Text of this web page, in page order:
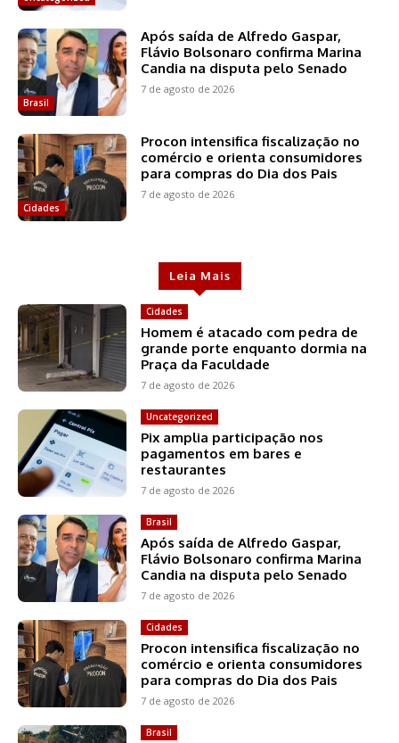
Brasil
Após saída de Alfredo Gaspar,
Flávio Bolsonaro confirma Marina
Candia na disputa pelo Senado
7 de agosto de 2026
Cidades
Procon intensifica fiscalização no
comércio e orienta consumidores
para compras do Dia dos Pais
7 de agosto de 2026
Leia Mais
Cidades
Homem é atacado com pedra de
grande porte enquanto dormia na
Praça da Faculdade
7 de agosto de 2026
Uncategorized
Pix amplia participação nos
pagamentos em bares e
restaurantes
7 de agosto de 2026
Brasil
Após saída de Alfredo Gaspar,
Flávio Bolsonaro confirma Marina
Candia na disputa pelo Senado
7 de agosto de 2026
Cidades
Procon intensifica fiscalização no
comércio e orienta consumidores
para compras do Dia dos Pais
7 de agosto de 2026
Brasil